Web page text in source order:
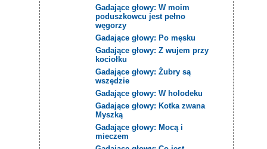
Gadające głowy: W moim
poduszkowcu jest pełno
węgorzy
Gadające głowy: Po męsku
Gadające głowy: Z wujem przy
kociołku
Gadające głowy: Żubry są
wszędzie
Gadające głowy: W holodeku
Gadające głowy: Kotka zwana
Myszką
Gadające głowy: Mocą i
mieczem